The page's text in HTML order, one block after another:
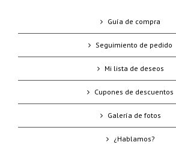
Guía de compra
Seguimiento de pedido
Mi lista de deseos
Cupones de descuentos
Galería de fotos
¿Hablamos?